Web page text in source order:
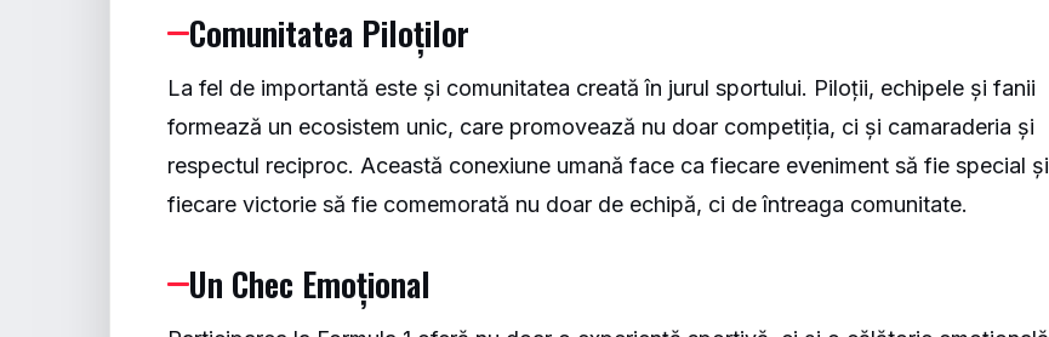
Comunitatea Piloților
La fel de importantă este și comunitatea creată în jurul sportului. Piloții, echipele și fanii
formează un ecosistem unic, care promovează nu doar competiția, ci și camaraderia și
respectul reciproc. Această conexiune umană face ca fiecare eveniment să fie special și
fiecare victorie să fie comemorată nu doar de echipă, ci de întreaga comunitate.
Un Chec Emoțional